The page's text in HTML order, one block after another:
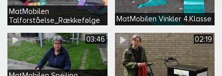
MatMobilen
Talforståelse_Rækkefølge
MatMobilen Vinkler 4.Klasse
03:46 02:19